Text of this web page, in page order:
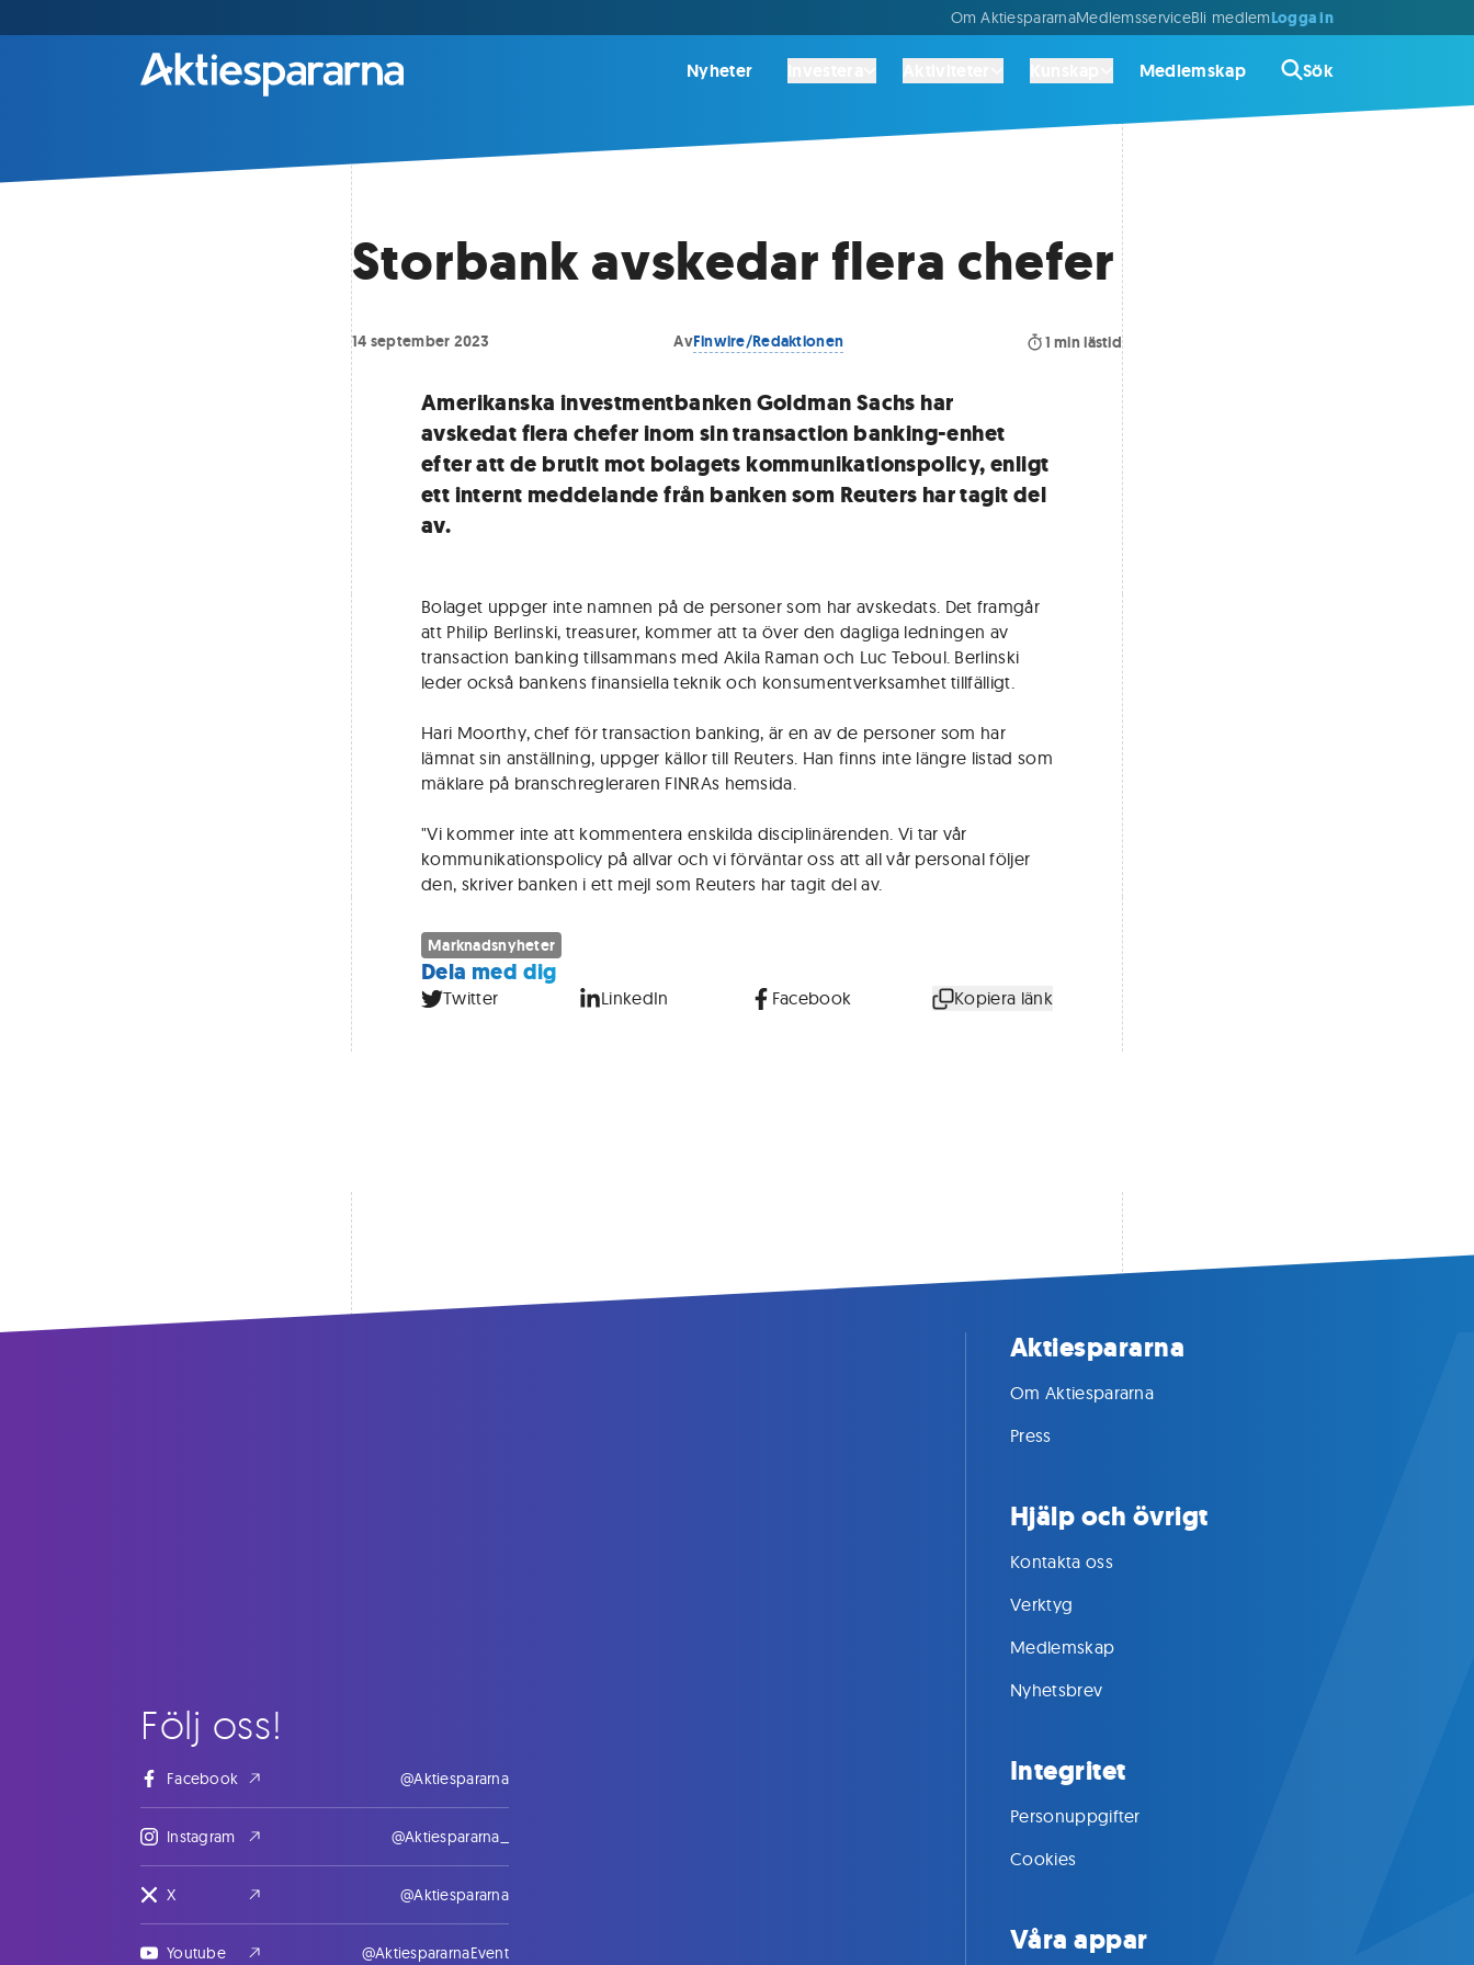
Om AktiespararnaMedlemsserviceBli medlemLogga in
Nyheter Medlemskap Sök
Storbank avskedar flera chefer
14 september 2023 AvFinwire/Redaktionen 1 min lästid
Amerikanska investmentbanken Goldman Sachs har
avskedat flera chefer inom sin transaction banking-enhet
efter att de brutit mot bolagets kommunikationspolicy, enligt
ett internt meddelande från banken som Reuters har tagit del
av.
Bolaget uppger inte namnen på de personer som har avskedats. Det framgår
att Philip Berlinski, treasurer, kommer att ta över den dagliga ledningen av
transaction banking tillsammans med Akila Raman och Luc Teboul. Berlinski
leder också bankens finansiella teknik och konsumentverksamhet tillfälligt.
Hari Moorthy, chef för transaction banking, är en av de personer som har
lämnat sin anställning, uppger källor till Reuters. Han finns inte längre listad som
mäklare på branschregleraren FINRAs hemsida.
"Vi kommer inte att kommentera enskilda disciplinärenden. Vi tar vår
kommunikationspolicy på allvar och vi förväntar oss att all vår personal följer
den, skriver banken i ett mejl som Reuters har tagit del av.
Marknadsnyheter
Dela med dig
Twitter LinkedIn Facebook Kopiera länk
Följ oss!
Facebook @Aktiespararna
Instagram @Aktiespararna_
X @Aktiespararna
Youtube @AktiespararnaEvent
Aktiespararna
Om Aktiespararna
Press
Hjälp och övrigt
Kontakta oss
Verktyg
Medlemskap
Nyhetsbrev
Integritet
Personuppgifter
Cookies
Våra appar